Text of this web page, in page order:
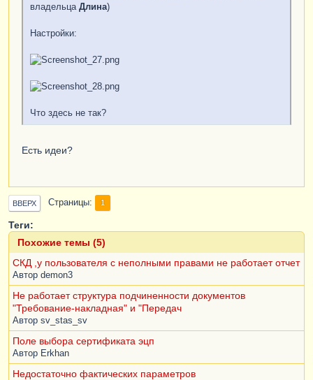
владельца Длина)
Настройки:
Что здесь не так?
Есть идеи?
ВВЕРХ Страницы 1
Теги:
Похожие темы (5)
СКД ,у пользователя с неполными правами не работает отчет
Автор demon3
Не работает структура подчиненности документов
"Требование-накладная" и "Передач
Автор sv_stas_sv
Поле выбора сертификата эцп
Автор Erkhan
Недостаточно фактических параметров